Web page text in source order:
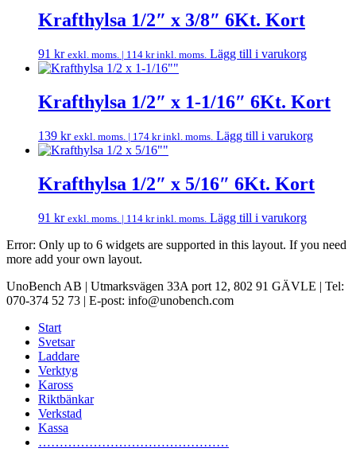
Krafthylsa 1/2″ x 3/8″ 6Kt. Kort
91 kr exkl. moms. | 114 krinkl. moms. Lägg till i varukorg
Krafthylsa 1/2″ x 1-1/16″ 6Kt. Kort
139 kr exkl. moms. | 174 krinkl. moms. Lägg till i varukorg
Krafthylsa 1/2″ x 5/16″ 6Kt. Kort
91 kr exkl. moms. | 114 krinkl. moms. Lägg till i varukorg
Error: Only up to 6 widgets are supported in this layout. If you need
more add your own layout.
UnoBench AB | Utmarksvägen 33A port 12, 802 91 GÄVLE | Tel:
070-374 52 73 | E-post: info@unobench.com
Start
Svetsar
Laddare
Verktyg
Kaross
Riktbänkar
Verkstad
Kassa
………………………………………